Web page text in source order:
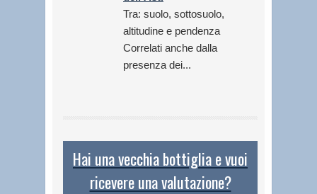
Tra: suolo, sottosuolo,
altitudine e pendenza
Correlati anche dalla
presenza dei...
Hai una vecchia bottiglia e vuoi
ricevere una valutazione?